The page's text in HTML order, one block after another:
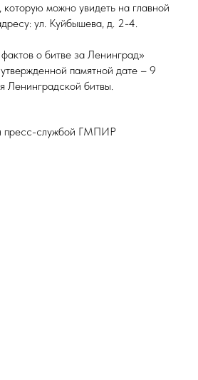
можно увидеть на главной
ул. Куйбышева, д. 2-4.
о битве за Ленинград»
памятной дате – 9
Ленинградской битвы.
пресс-службой ГМПИР